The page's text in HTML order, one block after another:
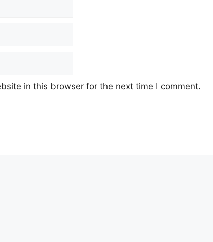
in this browser for the next time I comment.